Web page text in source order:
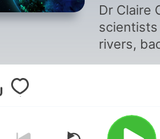
Dr Claire
rivers,
many
cover
Aotearoa